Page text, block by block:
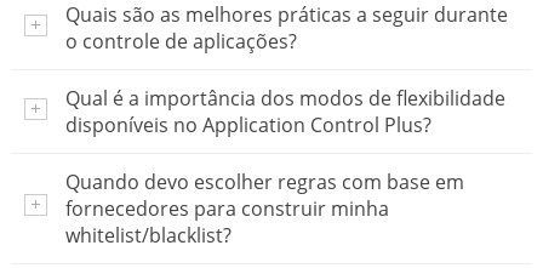
Quais são as melhores práticas a seguir durante
o controle de aplicações?
Qual é a importância dos modos de flexibilidade
disponíveis no Application Control Plus?
Quando devo escolher regras com base em
fornecedores para construir minha
whitelist/blacklist?